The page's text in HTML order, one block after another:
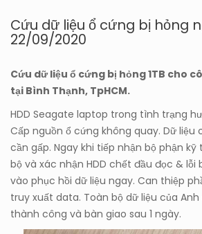
Cứu dữ liệu ổ cứng bị hỏng
22/09/2020
Cứu dữ liệu ổ cứng bị hỏng 1TB cho
tại Bình Thạnh, TpHCM.
HDD Seagate laptop trong tình trạng
Cấp nguồn ổ cứng không quay. Dữ liệu
cần gấp. Ngay khi tiếp nhận bộ phận
bộ và xác nhận HDD chết đầu đọc & lỗi
vào phục hồi dữ liệu ngay. Can thiệp
truy xuất data. Toàn bộ dữ liệu của
thành công và bàn giao sau 1 ngày.